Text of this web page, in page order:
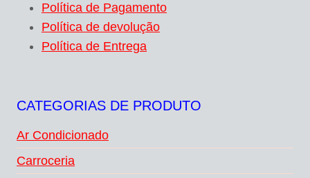
Política de Pagamento
Política de devolução
Política de Entrega
CATEGORIAS DE PRODUTO
Ar Condicionado
Carroceria